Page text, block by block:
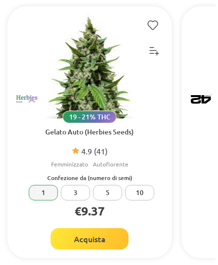
Gelato Auto (Herbies Seeds)
4.9 (41)
19 - 21% THC
Femminizzato Autofiorente
Confezione da (numero di semi)
1 3 5 10
€9.37
Acquista